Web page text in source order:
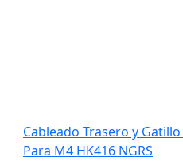
Cableado Trasero y
Para M4 HK416 NGRS